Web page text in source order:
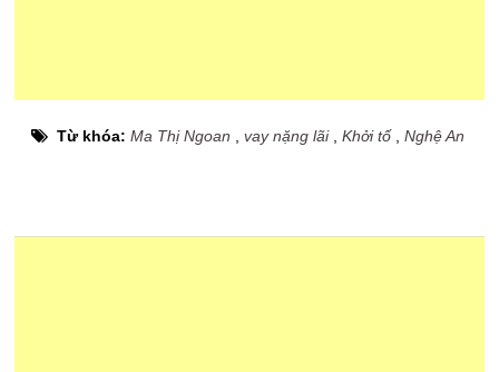
Từ khóa:Ma Thị Ngoan ,vay nặng lãi,Khởi tố,Nghệ An